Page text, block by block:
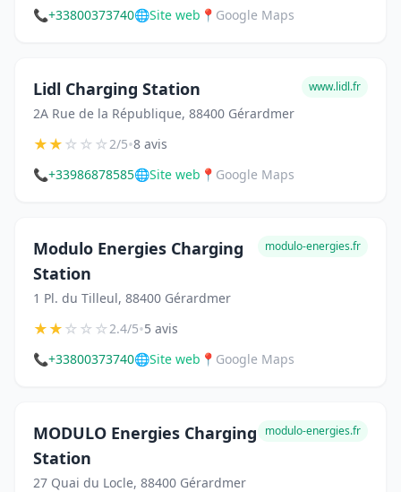
📞+33800373740🌐Site web 📍 Google Maps
Lidl Charging Station
2A Rue de la République, 88400 Gérardmer
www.lidl.fr
★★☆☆☆2/5•8 avis
📞+33986878585🌐Site web 📍 Google Maps
Modulo Energies Charging
Station
1 Pl. du Tilleul, 88400 Gérardmer
modulo-energies.fr
★★☆☆☆2.4/5•5 avis
📞+33800373740🌐Site web 📍 Google Maps
MODULO Energies Charging
Station
27 Quai du Locle, 88400 Gérardmer
modulo-energies.fr